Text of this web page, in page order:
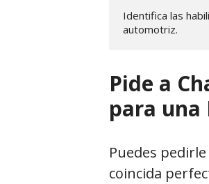
Identifica las
automotriz.
Pide a
para una
Puedes
coincida